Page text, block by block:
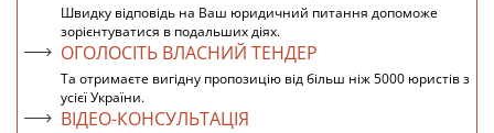
Швидку відповідь на Ваш юридичний питання допоможе
зорієнтуватися в подальших діях.
ОГОЛОСІТЬ ВЛАСНИЙ ТЕНДЕР
Та отримаєте вигідну пропозицію від більш ніж 5000 юристів з
усієї України.
ВІДЕО-КОНСУЛЬТАЦІЯ